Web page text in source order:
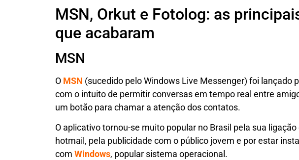
MSN, Orkut e Fotolog: as
que acabaram
MSN
O MSN (sucedido pelo Windows Live Messenger) foi lançado
com o intuito de permitir conversas em tempo real entre
um botão para chamar a atenção dos contatos.
O aplicativo tornou-se muito popular no Brasil pela sua ligação
hotmail, pela publicidade com o público jovem e por estar
com Windows, popular sistema operacional.